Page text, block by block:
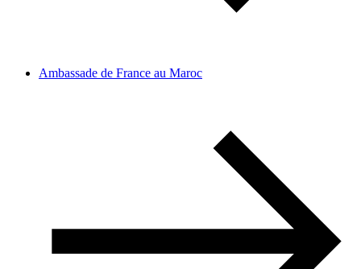
Ambassade de France au Maroc